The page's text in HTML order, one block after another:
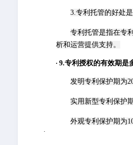
3.专利托管的好处
专利托管是指在专
析和运营提供支持。
· 9.专利授权的有效期是
发明专利保护期为
实用新型专利保护
外观专利保护期为
·